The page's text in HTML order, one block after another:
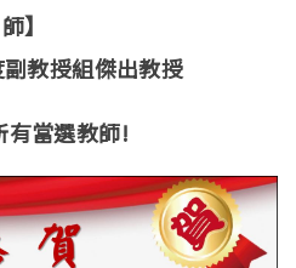
師】
教授組傑出教授
有當選教師!